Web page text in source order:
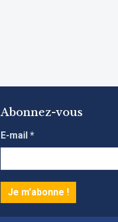
Abonnez-vous
E-mail*